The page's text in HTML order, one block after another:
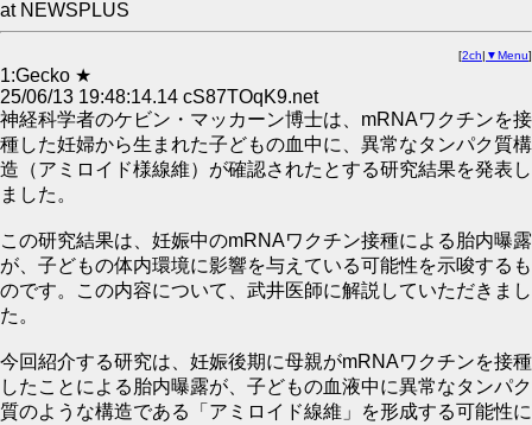
at NEWSPLUS
[2ch| ▼Menu]
1:Gecko ★
25/06/13 19:48:14.14 cS87TOqK9.net
神経科学者のケビン・マッカーン博士は、mRNAワクチンを接
種した妊婦から生まれた子どもの血中に、異常なタンパク質構
造（アミロイド様線維）が確認されたとする研究結果を発表し
ました。
この研究結果は、妊娠中のmRNAワクチン接種による胎内曝露
が、子どもの体内環境に影響を与えている可能性を示唆するも
のです。この内容について、武井医師に解説していただきまし
た。
今回紹介する研究は、妊娠後期に母親がmRNAワクチンを接種
したことによる胎内曝露が、子どもの血液中に異常なタンパク
質のような構造である「アミロイド線維」を形成する可能性に